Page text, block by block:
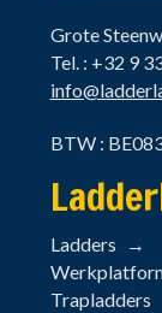
Grote
Tel. : +32 9
BTW :
Ladders
Trapladders